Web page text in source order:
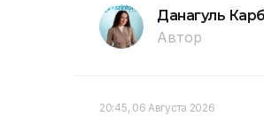
Данагуль
Автор
20:45, 06 Августа 2026